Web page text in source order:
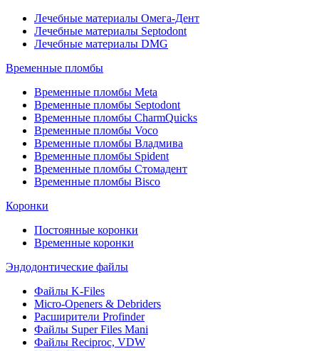
Лечебные материалы Омега-Дент
Лечебные материалы Septodont
Лечебные материалы DMG
Временные пломбы
Временные пломбы Meta
Временные пломбы Septodont
Временные пломбы CharmQuicks
Временные пломбы Voco
Временные пломбы Владмива
Временные пломбы Spident
Временные пломбы Стомадент
Временные пломбы Bisco
Коронки
Постоянные коронки
Временные коронки
Эндодонтические файлы
Файлы K-Files
Micro-Openers & Debriders
Расширители Profinder
Файлы Super Files Mani
Файлы Reciproc, VDW